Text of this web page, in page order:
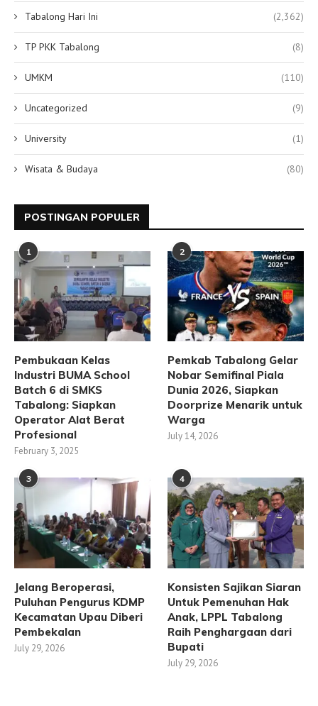
Tabalong Hari Ini (2,362)
TP PKK Tabalong (8)
UMKM (110)
Uncategorized (9)
University (1)
Wisata & Budaya (80)
POSTINGAN POPULER
1
Pembukaan Kelas
Industri BUMA School
Batch 6 di SMKS
Tabalong: Siapkan
Operator Alat Berat
Profesional
February 3, 2025
2
Pemkab Tabalong Gelar
Nobar Semifinal Piala
Dunia 2026, Siapkan
Doorprize Menarik untuk
Warga
July 14, 2026
3
Jelang Beroperasi,
Puluhan Pengurus KDMP
Kecamatan Upau Diberi
Pembekalan
July 29, 2026
4
Konsisten Sajikan Siaran
Untuk Pemenuhan Hak
Anak, LPPL Tabalong
Raih Penghargaan dari
Bupati
July 29, 2026